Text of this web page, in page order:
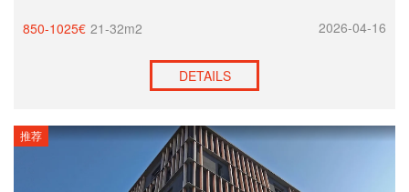
850-1025€ 21-32m2 2026-04-16
DETAILS
推荐